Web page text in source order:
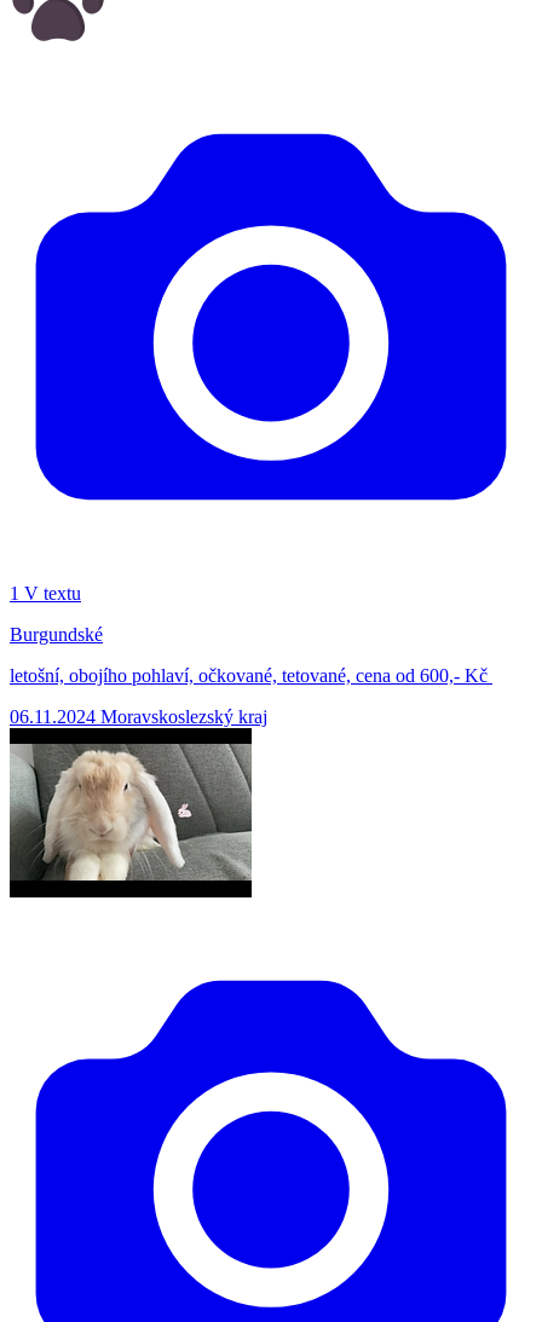
1 V textu
Burgundské
letošní, obojího pohlaví, očkované, tetované, cena od 600,- Kč
06.11.2024 Moravskoslezský kraj